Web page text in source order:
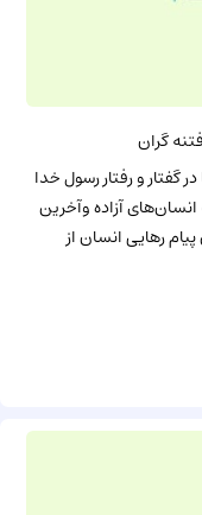
گران
رَسُولِ اللَّهِ أُسْوهٌ حَسَنَةٌ»1 «قطعا در گفتار و رفتار رسول خدا
آزاده وآخرین
رهایى انسان از